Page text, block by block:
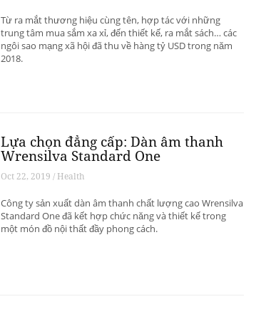
Từ ra mắt thương hiệu cùng tên, hợp tác với những
trung tâm mua sắm xa xỉ, đến thiết kế, ra mắt sách… các
ngôi sao mạng xã hội đã thu về hàng tỷ USD trong năm
2018.
Lựa chọn đẳng cấp: Dàn âm thanh
Wrensilva Standard One
Oct 22, 2019 / Health
Công ty sản xuất dàn âm thanh chất lượng cao Wrensilva
Standard One đã kết hợp chức năng và thiết kế trong
một món đồ nội thất đầy phong cách.